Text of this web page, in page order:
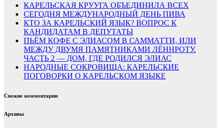
КАРЕЛЬСКАЯ КРУУГА ОБЪЕДИНИЛА ВСЕХ
СЕГОДНЯ МЕЖДУНАРОДНЫЙ ДЕНЬ ПИВА
КТО ЗА КАРЕЛЬСКИЙ ЯЗЫК? ВОПРОС К
КАНДИДАТАМ В ДЕПУТАТЫ
ПЬЁМ КОФЕ С ЭЛИАСОМ В САММАТТИ, ИЛИ
МЕЖДУ ДВУМЯ ПАМЯТНИКАМИ ЛЁННРОТУ.
ЧАСТЬ 2 — ДОМ, ГДЕ РОДИЛСЯ ЭЛИАС
НАРОДНЫЕ СОКРОВИЩА: КАРЕЛЬСКИЕ
ПОГОВОРКИ О КАРЕЛЬСКОМ ЯЗЫКЕ
Свежие комментарии
Архивы